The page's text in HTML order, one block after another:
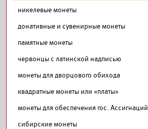
никелевые монеты
донативные и сувенирные монеты
памятные монеты
червонцы с латинской надписью
монеты для дворцового обихода
квадратные монеты или «платы»
монеты для обеспечения гос. Ассигнаций
сибирские монеты